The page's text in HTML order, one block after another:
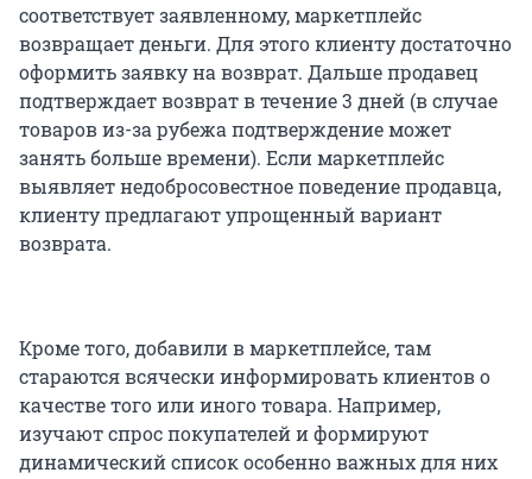
соответствует заявленному, маркетплейс
возвращает деньги. Для этого клиенту достаточно
оформить заявку на возврат. Дальше продавец
подтверждает возврат в течение 3 дней (в случае
товаров из-за рубежа подтверждение может
занять больше времени). Если маркетплейс
выявляет недобросовестное поведение продавца,
клиенту предлагают упрощенный вариант
возврата.
Кроме того, добавили в маркетплейсе, там
стараются всячески информировать клиентов о
качестве того или иного товара. Например,
изучают спрос покупателей и формируют
динамический список особенно важных для них